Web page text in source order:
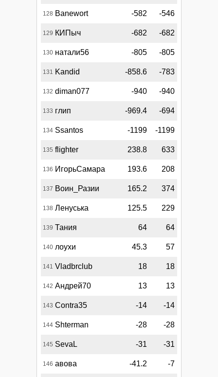
128 Banewort -582 -546
129 КИПыч -682 -682
130 натали56 -805 -805
131 Kandid -858.6 -783
132 diman077 -940 -940
133 глип -969.4 -694
134 Ssantos -1199 -1199
135 flighter 238.8 633
136 ИгорьСамара 193.6 208
137 Воин_Разии 165.2 374
138 Ленуська 125.5 229
139 Тания 64 64
140 лоухи 45.3 57
141 Vladbrclub 18 18
142 Андрей70 13 13
143 Contra35 -14 -14
144 Shterman -28 -28
145 SevaL -31 -31
146 авова -41.2 -7